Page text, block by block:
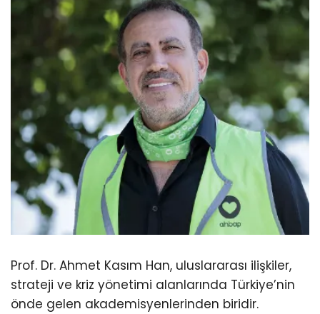
Prof. Dr. Ahmet Kasım Han, uluslararası ilişkiler,
strateji ve kriz yönetimi alanlarında Türkiye’nin
önde gelen akademisyenlerinden biridir.